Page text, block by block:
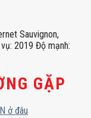
Sauvignon,
2019 Độ mạnh:
GẶP
ở đâu